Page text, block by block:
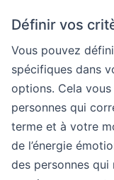
Définir vos
Vous pouvez
spécifiques dans
options. Cela
personnes qui
terme et à votre
de l’énergie
des personnes qui